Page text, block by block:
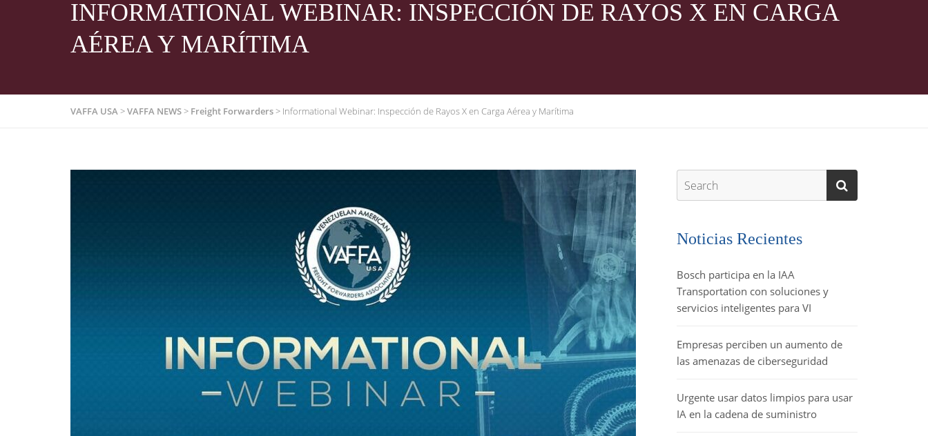
INFORMATIONAL WEBINAR: INSPECCIÓN DE RAYOS X EN CARGA
AÉREA Y MARÍTIMA
VAFFA USA>VAFFA NEWS> Freight Forwarders> Informational Webinar: Inspección de Rayos X en Carga Aérea y Marítima
Noticias Recientes
Bosch participa en la IAA
Transportation con soluciones y
servicios inteligentes para VI
Empresas perciben un aumento de
las amenazas de ciberseguridad
Urgente usar datos limpios para usar
IA en la cadena de suministro